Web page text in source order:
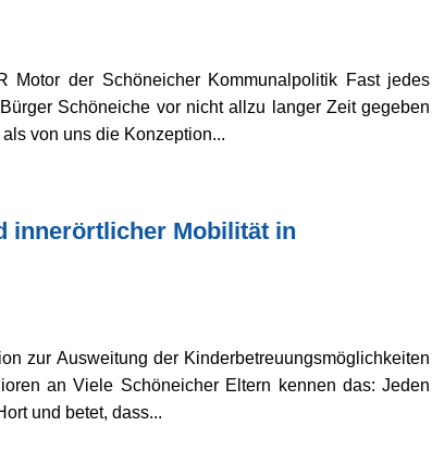
Motor der Schöneicher Kommunalpolitik Fast jedes
Schöneiche vor nicht allzu langer Zeit gegeben
von uns die Konzeption...
innerörtlicher Mobilität in
zur Ausweitung der Kinderbetreuungsmöglichkeiten
an Viele Schöneicher Eltern kennen das: Jeden
und betet, dass...